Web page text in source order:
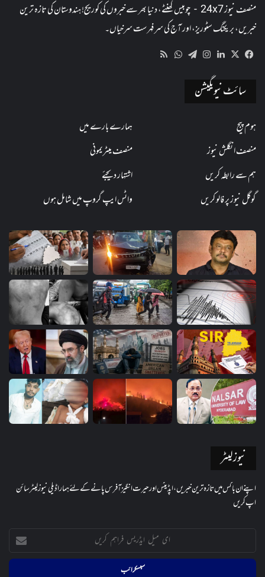
منصف نیوز 24x7 - چوبیس گھنٹے، دنیا بھر سے خبروں کی کوریج! ہندوستان کی تازہ ترین
خبریں، بریکنگ سٹوریز، اور آج کی سرفہرست سرخیاں۔
Facebook
X
LinkedIn
Instagram
Telegram
WhatsApp
سائٹ نیویگیشن
ہوم پیج
ہمارے بارے میں
منصف انگلش نیوز
منصف میٹریمونی
ہم سے رابطہ کریں
اشتہار دیجئے
گوگل نیوز پر فالو کریں
واٹس ایپ گروپ میں شامل ہوں
نیوز لیٹر
اپنے ان باکس میں تازہ ترین خبریں، اپڈیٹس اور حیرت انگیز آفرس پانے کے لئے ہمارا ڈیلی نیوز لیٹر سائن
اپ کریں
ایڈریس